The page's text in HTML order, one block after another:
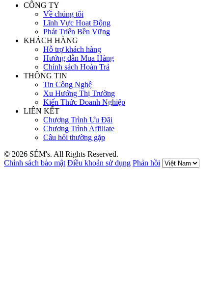
CÔNG TY
Về chúng tôi
Lĩnh Vực Hoạt Động
Phát Triển Bền Vững
KHÁCH HÀNG
Hỗ trợ khách hàng
Hướng dẫn Mua Hàng
Chính sách Hoàn Trả
THÔNG TIN
Tin Công Nghệ
Xu Hướng Thị Trường
Kiến Thức Doanh Nghiệp
LIÊN KẾT
Chương Trình Ưu Đãi
Chương Trình Affiliate
Câu hỏi thường gặp
© 2026 SÉM's. All Rights Reserved.
Chính sách bảo mật Điều khoản sử dụng Phản hồi